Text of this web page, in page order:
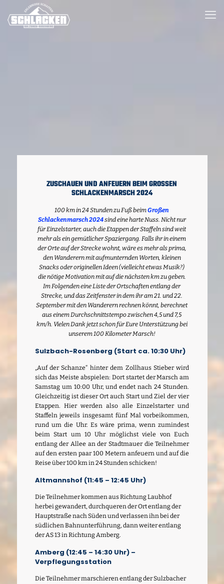
ZUSCHAUEN UND ANFEUERN BEIM GROSSEN S
CHLACKENMARSCH 2024
100 km in 24 Stunden zu Fuß beimGroßen
Schlackenmarsch 2024sind eine harte Nuss. Nicht nur
für Einzelstarter, auch die Etappen der Staffeln sind weit
mehr als ein gemütlicher Spaziergang. Falls ihr in einem
der Orte auf der Strecke wohnt, wäre es mehr als prima,
den Wanderern mit aufmunternden Worten, kleinen
Snacks oder originellen Ideen (vielleicht etwas Musik?)
die nötige Motivation mit auf die nächsten km zu geben.
Im Folgenden eine Liste der Ortschaften entlang der
Strecke, und das Zeitfenster in dem ihr am 21. und 22.
September mit den Wanderern rechnen könnt, berechnet
aus einem Durchschnittstempo zwischen 4,5 und 7,5
km/h. Vielen Dank jetzt schon für Eure Unterstützung bei
unserem 100 Kilometer Marsch!
Sulzbach-Rosenberg (Start ca. 10:30 Uhr)
„Auf der Schanze“ hinter dem Zollhaus Stieber wird
sich das Meiste abspielen: Dort startet der Marsch am
Samstag um 10:00 Uhr, und endet nach 24 Stunden.
Gleichzeitig ist dieser Ort auch Start und Ziel der vier
Etappen. Hier werden also alle Einzelstarter und
Staffeln jeweils insgesamt fünf Mal vorbeikommen,
rund um die Uhr. Es wäre prima, wenn zumindest
beim Start um 10 Uhr möglichst viele von Euch
entlang der Allee an der Stadtmauer die Teilnehmer
auf den ersten paar 100 Metern anfeuern und auf die
Reise über 100 km in 24 Stunden schicken!
Altmannshof (11:45 – 12:45 Uhr)
Die Teilnehmer kommen aus Richtung Laubhof
herbei gewandert, durchqueren der Ort entlang der
Hauptstraße nach Süden und verlassen ihn bei der
südlichen Bahnunterführung, dann weiter entlang
der AS 13 in Richtung Amberg.
Amberg (12:45 – 14:30 Uhr) –
Verpflegungsstation
Die Teilnehmer marschieren entlang der Sulzbacher